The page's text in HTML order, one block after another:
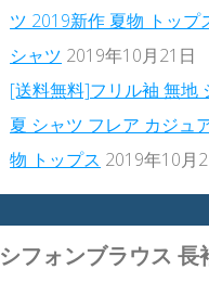
ツ 2019新作 夏物 トップ
シャツ 2019年10月21日
[送料無料]フリル袖 無地
夏 シャツ フレア カジュ
物 トップス 2019年10月
シフォンブラウス 長